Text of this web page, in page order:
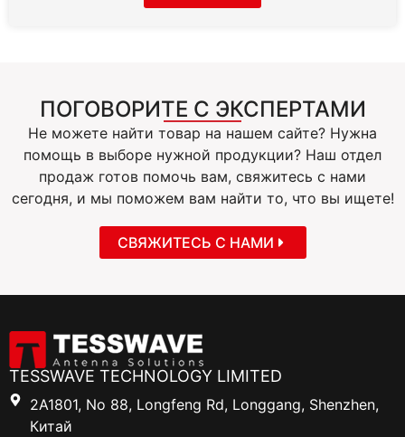
ПОГОВОРИТЕ С ЭКСПЕРТАМИ
Не можете найти товар на нашем сайте? Нужна
помощь в выборе нужной продукции? Наш отдел
продаж готов помочь вам, свяжитесь с нами
сегодня, и мы поможем вам найти то, что вы ищете!
СВЯЖИТЕСЬ С НАМИ
TESSWAVE TECHNOLOGY LIMITED
2A1801, No 88, Longfeng Rd, Longgang, Shenzhen,
Китай